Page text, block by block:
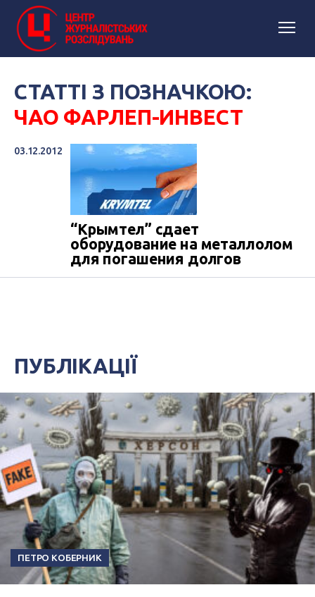
СТАТТІ З ПОЗНАЧКОЮ:
ЧАО ФАРЛЕП-ИНВЕСТ
03.12.2012
“Крымтел” сдает
оборудование на металлолом
для погашения долгов
ПУБЛІКАЦІЇ
ПЕТРО КОБЕРНИК